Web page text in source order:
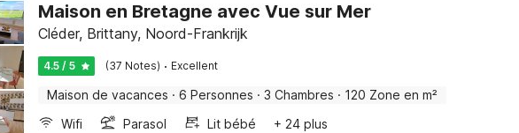
Maison en Bretagne avec Vue sur Mer
Cléder, Brittany, Noord-Frankrijk
4.5 / 5 (37 Notes) · Excellent
Maison de vacances · 6 Personnes · 3 Chambres · 120 Zone en m²
Wifi
Parasol Lit bébé
+ 24 plus